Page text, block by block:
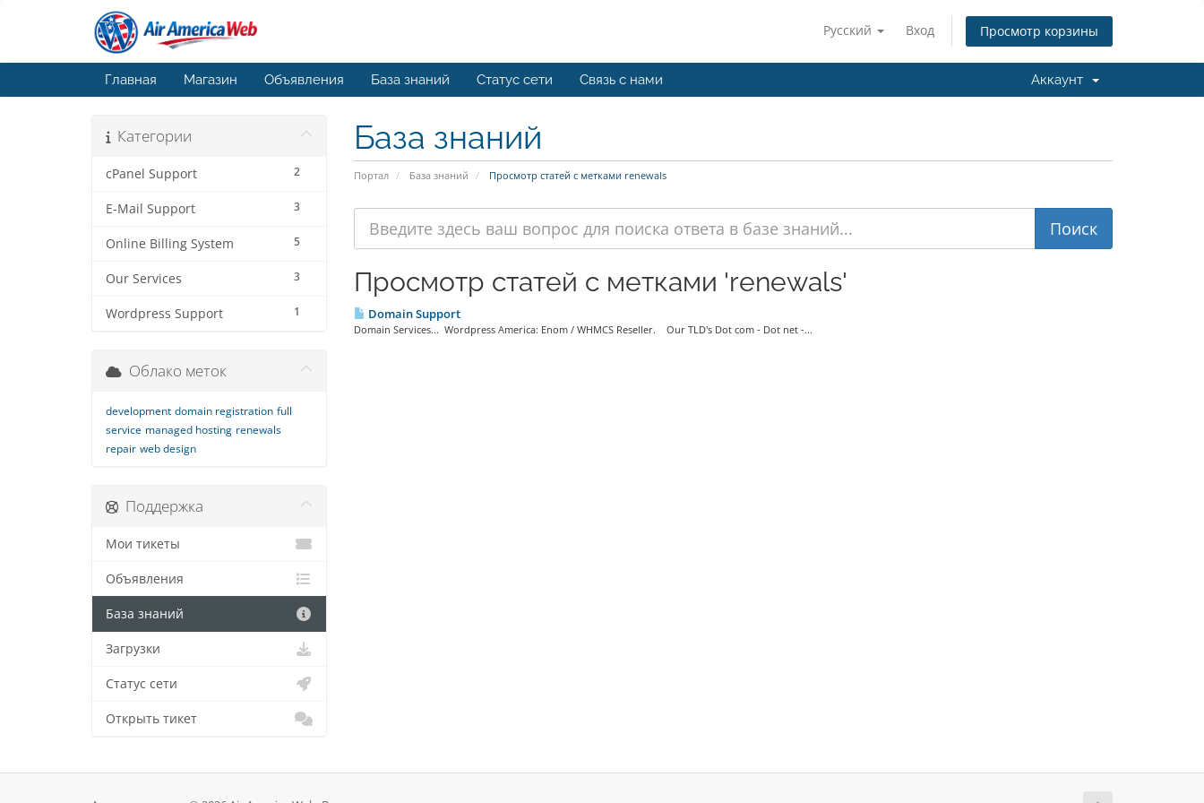
Русский Вход Просмотр корзины
Главная Магазин Объявления База знаний Статус сети Связь с нами Аккаунт
База знаний
Портал База знаний Просмотр статей с метками renewals
Категории
2
cPanel Support
3
E-Mail Support
5
Online Billing System
3
Our Services
1
Wordpress Support
Просмотр статей с метками 'renewals'
Domain Support
Domain Services... Wordpress America: Enom / WHMCS Reseller. Our TLD's Dot com - Dot net -...
Облако меток
development domain registration full
service managed hosting renewals
repair web design
Поддержка
Мои тикеты
Объявления
База знаний
Загрузки
Статус сети
Открыть тикет